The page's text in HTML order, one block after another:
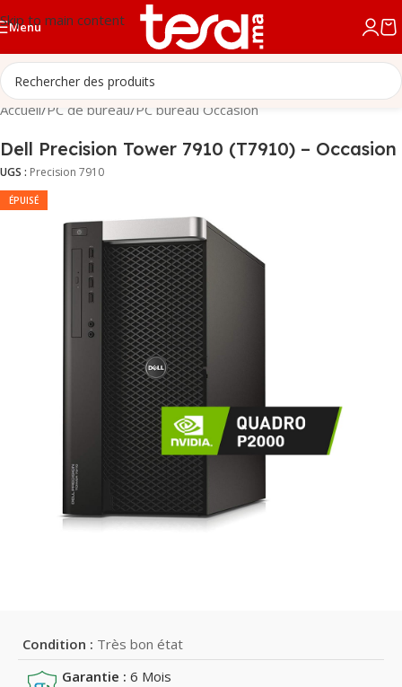
Skip to main content
Menu
Accueil/PC de bureau/PC bureau Occasion
Dell Precision Tower 7910 (T7910) – Occasion
UGS : Precision 7910
ÉPUISÉ
Condition : Très bon état
Garantie : 6 Mois